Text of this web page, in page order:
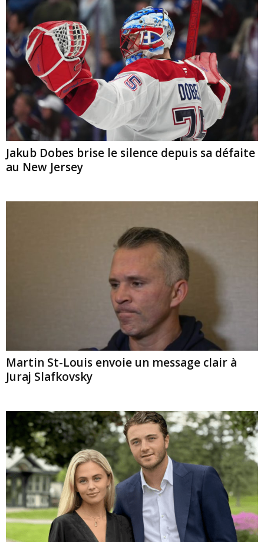
Jakub Dobes brise le silence depuis sa défaite
au New Jersey
Martin St-Louis envoie un message clair à
Juraj Slafkovsky